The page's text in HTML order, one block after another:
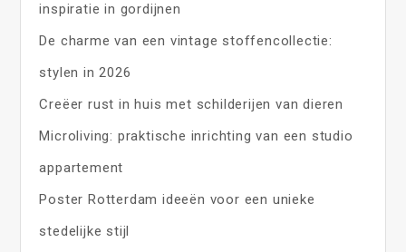
inspiratie in gordijnen
De charme van een vintage stoffencollectie:
stylen in 2026
Creëer rust in huis met schilderijen van dieren
Microliving: praktische inrichting van een studio
appartement
Poster Rotterdam ideeën voor een unieke
stedelijke stijl